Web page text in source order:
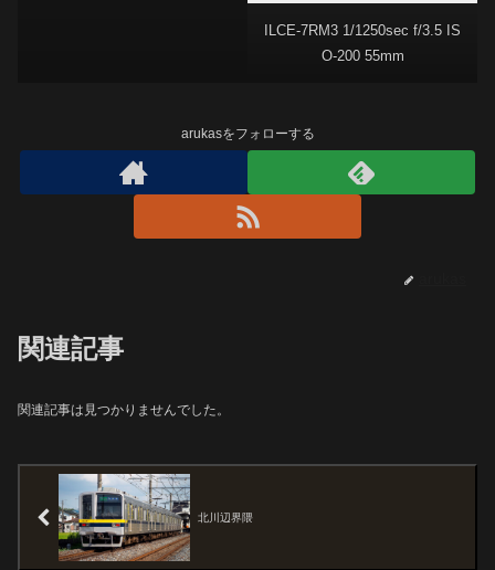
ILCE-7RM3 1/1250sec f/3.5 IS
O-200 55mm
arukasをフォローする
関連記事
関連記事は見つかりませんでした。
北川辺界隈